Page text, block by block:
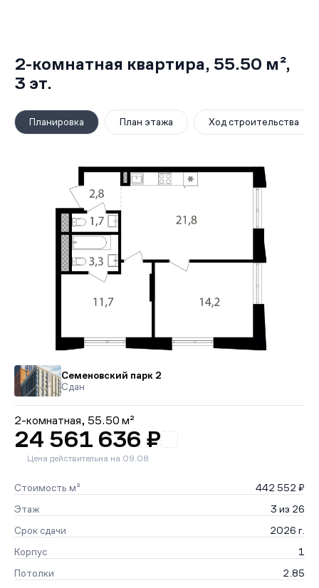
2-комнатная квартира, 55.50 м²,
3 эт.
Планировка План этажа Ход строительства
Семеновский парк 2
Сдан
2-комнатная, 55.50 м²
24 561 636 ₽
Цена действительна на 09.08
Стоимость м²
442 552 ₽
Этаж
3 из 26
Срок сдачи
2026 г.
Корпус
1
Потолки
2.85